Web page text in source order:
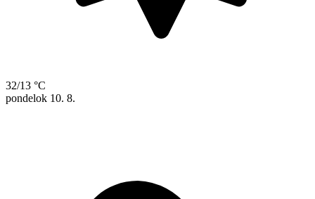
32/13 °C
pondelok 10. 8.